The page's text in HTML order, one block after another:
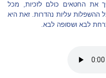
את החטאים כולם לזכיות, מכל
ההשפלות עליות נהדרות. זאת היא
לבא ושסופה לבא.